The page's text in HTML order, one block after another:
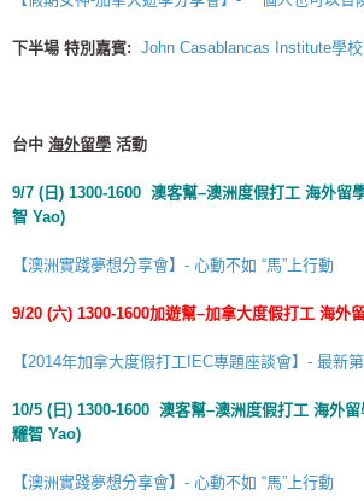
下半場 特別嘉賓: John Casablancas Institute學校
台中 海外留學 活動
9/7 ( 日 ) 1300-1600 澳客幫–澳洲度假打工 海外留
智 Yao)
【澳洲實踐夢想分享會】- 心動不如 “馬”上行動
9/20 (六) 1300-1600加遊幫–加拿大度假打工 海外
【2014年加拿大度假打工IEC專題座談會】- 最新
10/5 ( 日 ) 1300-1600 澳客幫–澳洲度假打工 海外留
耀智 Yao)
【澳洲實踐夢想分享會】- 心動不如 “馬”上行動